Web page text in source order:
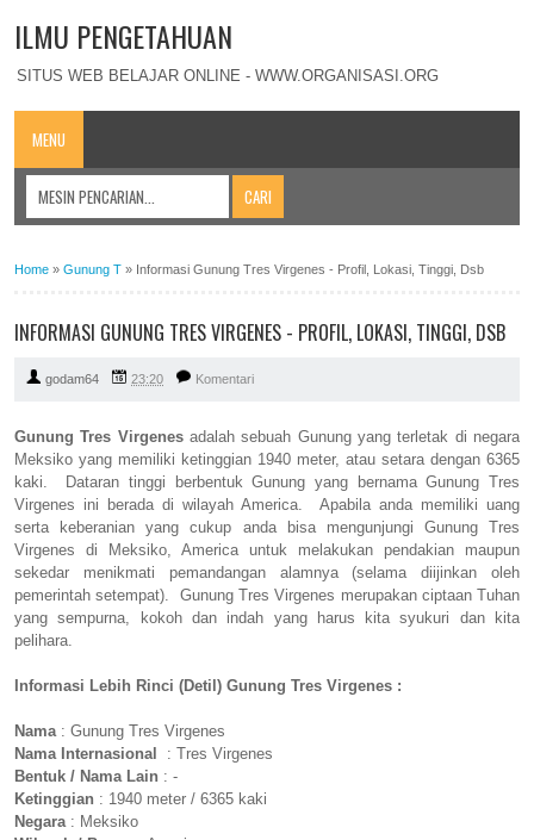
ILMU PENGETAHUAN
SITUS WEB BELAJAR ONLINE - WWW.ORGANISASI.ORG
MENU
Home » Gunung T » Informasi Gunung Tres Virgenes - Profil, Lokasi, Tinggi, Dsb
INFORMASI GUNUNG TRES VIRGENES - PROFIL, LOKASI, TINGGI, DSB
godam64 23:20 Komentari
Gunung Tres Virgenesadalah sebuah Gunung yang terletak di negara
Meksiko yang memiliki ketinggian 1940 meter, atau setara dengan 6365
kaki. Dataran tinggi berbentuk Gunung yang bernama Gunung Tres
Virgenes ini berada di wilayah America. Apabila anda memiliki uang
serta keberanian yang cukup anda bisa mengunjungi Gunung Tres
Virgenes di Meksiko, America untuk melakukan pendakian maupun
sekedar menikmati pemandangan alamnya (selama diijinkan oleh
pemerintah setempat). Gunung Tres Virgenes merupakan ciptaan Tuhan
yang sempurna, kokoh dan indah yang harus kita syukuri dan kita
pelihara.
Informasi Lebih Rinci (Detil) Gunung Tres Virgenes :
Nama: Gunung Tres Virgenes
Nama Internasional
: Tres Virgenes
Bentuk / Nama Lain : -
Ketinggian : 1940 meter / 6365 kaki
Negara: Meksiko